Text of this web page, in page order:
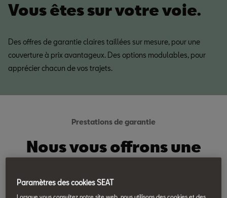
Vous êtes sur votre voie.
Des offres de garantie claires taillées sur mesure, pour une
couverture à prix avantageux. Des options modulables, pour
apprécier chacun de vos trajets.
Prestations de garantie
Nous vous offrons une
Paramètres des cookies SEAT